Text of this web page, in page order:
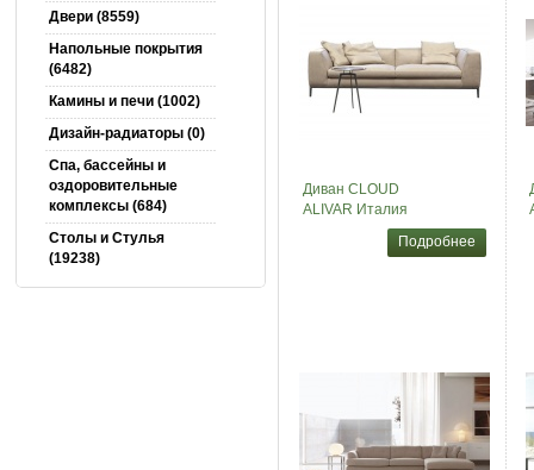
Двери (8559)
Напольные покрытия
(6482)
Камины и печи (1002)
Дизайн-радиаторы (0)
Спа, бассейны и
оздоровительные
комплексы (684)
Столы и Cтулья
(19238)
Диван CLOUD
ALIVAR Италия
Подробнее